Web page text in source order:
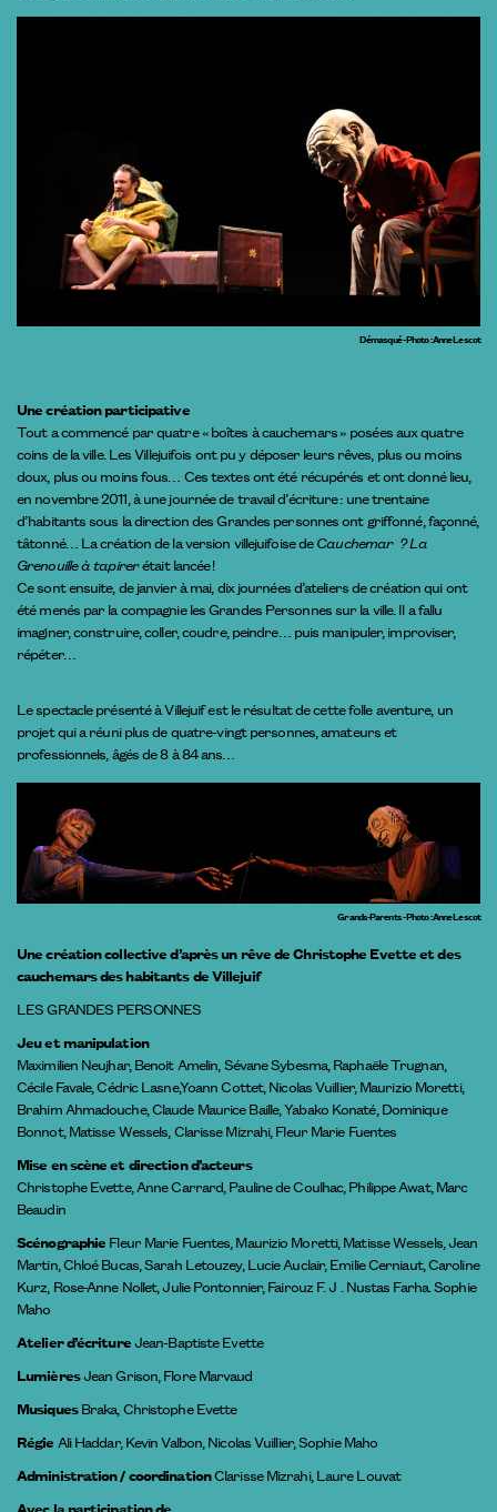
Démasqué - Photo : Anne Lescot
Une création participative
Tout a commencé par quatre « boîtes à cauchemars » posées aux quatre
coins de la ville. Les Villejuifois ont pu y déposer leurs rêves, plus ou moins
doux, plus ou moins fous… Ces textes ont été récupérés et ont donné lieu,
en novembre 2011, à une journée de travail d’écriture : une trentaine
d’habitants sous la direction des Grandes personnes ont griffonné, façonné,
tâtonné… La création de la version villejuifoise deCauchemar ? La
Grenouille à tapirerétait lancée !
Ce sont ensuite, de janvier à mai, dix journées d’ateliers de création qui ont
été menés par la compagnie les Grandes Personnes sur la ville. Il a fallu
imaginer, construire, coller, coudre, peindre… puis manipuler, improviser,
répéter…
Le spectacle présenté à Villejuif est le résultat de cette folle aventure, un
projet qui a réuni plus de quatre-vingt personnes, amateurs et
professionnels, âgés de 8 à 84 ans…
Grands-Parents - Photo : Anne Lescot
Une création collective d’après un rêve de Christophe Evette et des
cauchemars des habitants de Villejuif
LES GRANDES PERSONNES
Jeu et manipulation
Maximilien Neujhar, Benoit Amelin, Sévane Sybesma, Raphaële Trugnan,
Cécile Favale, Cédric Lasne,Yoann Cottet, Nicolas Vuillier, Maurizio Moretti,
Brahim Ahmadouche, Claude Maurice Baille, Yabako Konaté, Dominique
Bonnot, Matisse Wessels, Clarisse Mizrahi, Fleur Marie Fuentes
Mise en scène et direction d’acteurs
Christophe Evette, Anne Carrard, Pauline de Coulhac, Philippe Awat, Marc
Beaudin
Scénographie Fleur Marie Fuentes, Maurizio Moretti, Matisse Wessels, Jean
Martin, Chloé Bucas, Sarah Letouzey, Lucie Auclair, Emilie Cerniaut, Caroline
Kurz, Rose-Anne Nollet, Julie Pontonnier, Fairouz F. J . Nustas Farha. Sophie
Maho
Atelier d’écritureJean-Baptiste Evette
LumièresJean Grison, Flore Marvaud
MusiquesBraka, Christophe Evette
Régie Ali Haddar, Kevin Valbon, Nicolas Vuillier, Sophie Maho
Administration / coordinationClarisse Mizrahi, Laure Louvat
Avec la participation de